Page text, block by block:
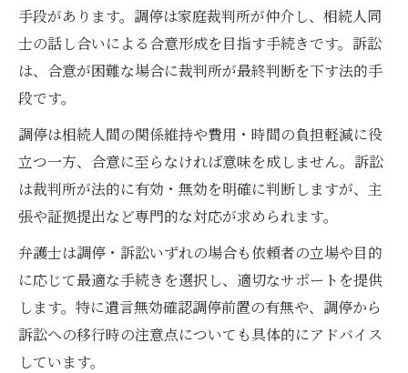
手段があります。調停は家庭裁判所が仲介し、相続人同
士の話し合いによる合意形成を目指す手続きです。訴訟
は、合意が困難な場合に裁判所が最終判断を下す法的手
段です。
調停は相続人間の関係維持や費用・時間の負担軽減に役
立つ一方、合意に至らなければ意味を成しません。訴訟
は裁判所が法的に有効・無効を明確に判断しますが、主
張や証拠提出など専門的な対応が求められます。
弁護士は調停・訴訟いずれの場合も依頼者の立場や目的
に応じて最適な手続きを選択し、適切なサポートを提供
します。特に遺言無効確認調停前置の有無や、調停から
訴訟への移行時の注意点についても具体的にアドバイス
しています。